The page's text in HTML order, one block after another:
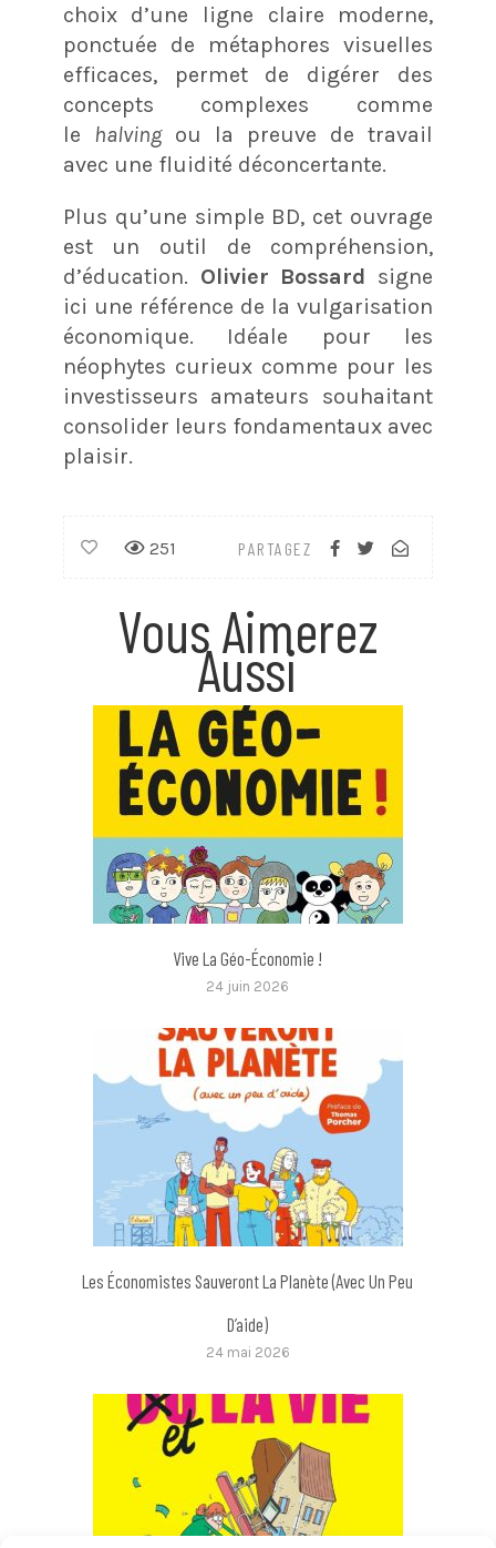
choix d’une ligne claire moderne,
ponctuée de métaphores visuelles
efficaces, permet de digérer des
concepts complexes comme
le halvingou la preuve de travail
avec une fluidité déconcertante.
Plus qu’une simple BD, cet ouvrage
est un outil de compréhension,
d’éducation. Olivier Bossard signe
ici une référence de la vulgarisation
économique. Idéale pour les
néophytes curieux comme pour les
investisseurs amateurs souhaitant
consolider leurs fondamentaux avec
plaisir.
PARTAGEZ
251
Vous Aimerez
Aussi
Vive La Géo-Économie !
24 juin 2026
Les Économistes Sauveront La Planète (avec Un Peu
D’aide)
24 mai 2026